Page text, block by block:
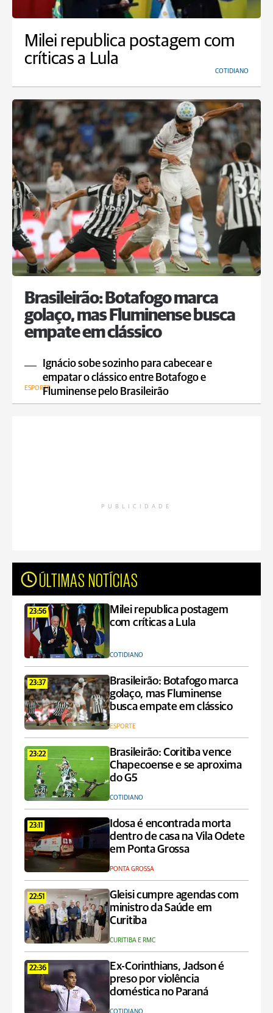
Milei republica postagem com
críticas a Lula
COTIDIANO
Brasileirão: Botafogo marca
golaço, mas Fluminense busca
empate em clássico
Ignácio sobe sozinho para cabecear e
empatar o clássico entre Botafogo e
Fluminense pelo Brasileirão
ESPORTE
PUBLICIDADE
ÚLTIMAS NOTÍCIAS
23:56
Milei republica postagem
com críticas a Lula
COTIDIANO
23:37
Brasileirão: Botafogo marca
golaço, mas Fluminense
busca empate em clássico
ESPORTE
23:22
Brasileirão: Coritiba vence
Chapecoense e se aproxima
do G5
COTIDIANO
23:11
Idosa é encontrada morta
dentro de casa na Vila Odete
em Ponta Grossa
PONTA GROSSA
22:51
Gleisi cumpre agendas com
ministro da Saúde em
Curitiba
CURITIBA E RMC
22:36
Ex-Corinthians, Jadson é
preso por violência
doméstica no Paraná
COTIDIANO